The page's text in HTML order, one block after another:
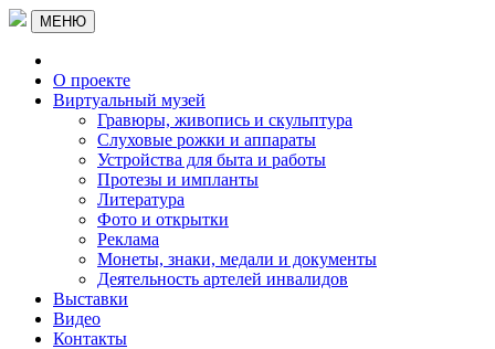
МЕНЮ
О проекте
Виртуальный музей
Гравюры, живопись и скульптура
Слуховые рожки и аппараты
Устройства для быта и работы
Протезы и импланты
Литература
Фото и открытки
Реклама
Монеты, знаки, медали и документы
Деятельность артелей инвалидов
Выставки
Видео
Контакты